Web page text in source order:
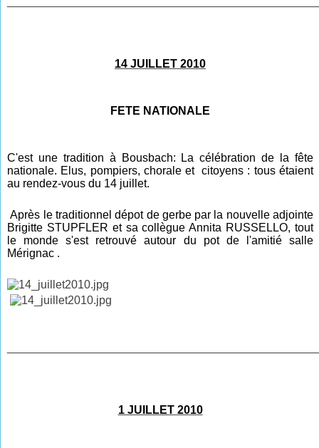
14 JUILLET 2010
FETE NATIONALE
C'est une tradition à Bousbach: La célébration de la fête
nationale. Elus, pompiers, chorale et citoyens : tous étaient
au rendez-vous du 14 juillet.
Après le traditionnel dépot de gerbe par la nouvelle adjointe
Brigitte STUPFLER et sa collègue Annita RUSSELLO, tout
le monde s'est retrouvé autour du pot de l'amitié salle
Mérignac .
1 JUILLET 2010